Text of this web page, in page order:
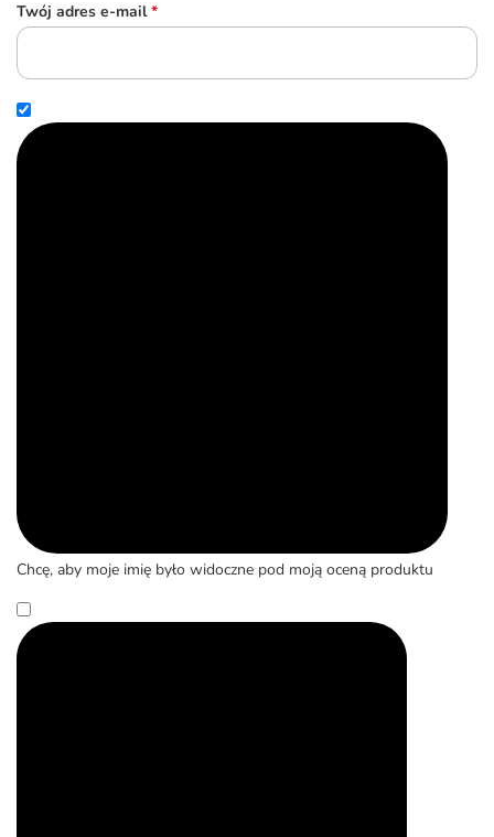
Twój adres e-mail *
Chcę, aby moje imię było widoczne pod moją oceną produktu